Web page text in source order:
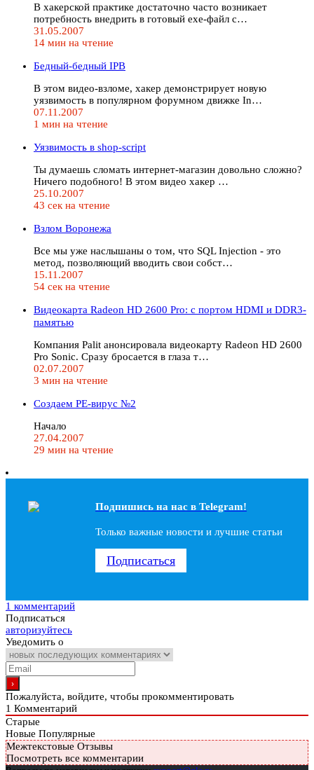
В хакерской практике достаточно часто возникает
потребность внедрить в готовый exe-файл с…
31.05.2007
14 мин на чтение
Бедный-бедный IPB
В этом видео-взломе, хакер демонстрирует новую
уязвимость в популярном форумном движке In…
07.11.2007
1 мин на чтение
Уязвимость в shop-sсriрt
Ты думаешь сломать интернет-магазин довольно сложно?
Ничего подобного! В этом видео хакер …
25.10.2007
43 сек на чтение
Взлом Воронежа
Все мы уже наслышаны о том, что SQL Injection - это
метод, позволяющий вводить свои собст…
15.11.2007
54 сек на чтение
Видеокарта Radeon HD 2600 Pro: с портом HDMI и DDR3-
памятью
Компания Palit анонсировала видеокарту Radeon HD 2600
Pro Sonic. Сразу бросается в глаза т…
02.07.2007
3 мин на чтение
Создаем PE-вирус №2
Начало
27.04.2007
29 мин на чтение
Подпишись на наc в Telegram!
Только важные новости и лучшие статьи
Подписаться
1 комментарий
Подписаться
авторизуйтесь
Уведомить о
Пожалуйста, войдите, чтобы прокомментировать
1 Комментарий
Старые
Новые Популярные
Межтекстовые Отзывы
Посмотреть все комментарии